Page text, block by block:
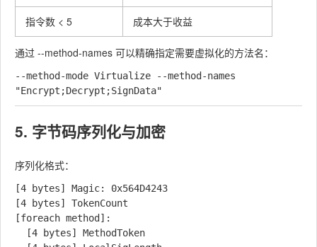
指令数 < 5 成本大于收益
通过 --method-names 可以精确指定需要虚拟化的方法名：
--method-mode Virtualize --method-names
5. 字节码序列化与加密
序列化格式：
[4 bytes] Magic: 0x564D4243
[4 bytes] TokenCount
[foreach method]: